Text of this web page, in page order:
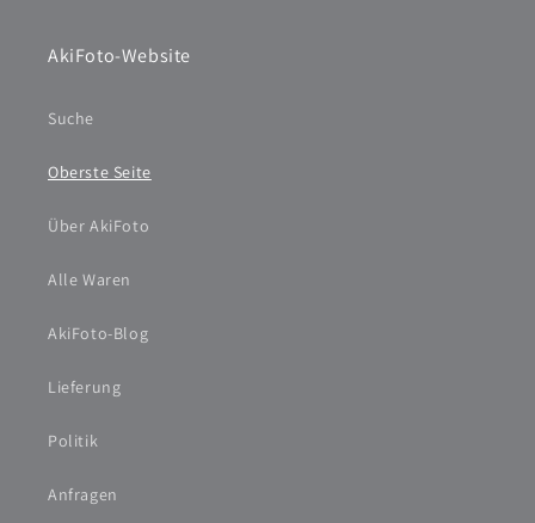
AkiFoto-Website
Suche
Oberste Seite
Über AkiFoto
Alle Waren
AkiFoto-Blog
Lieferung
Politik
Anfragen